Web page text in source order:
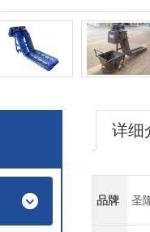
详细
品牌 圣